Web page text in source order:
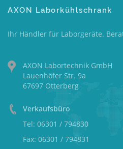
AXON Laborkühlschrank
Ihr Händler für Laborgeräte.
AXON Labortechnik GmbH
Lauenhöfer Str. 9a
67697 Otterberg
Verkaufsbüro
Tel: 06301 / 794830
Fax: 06301 / 794831